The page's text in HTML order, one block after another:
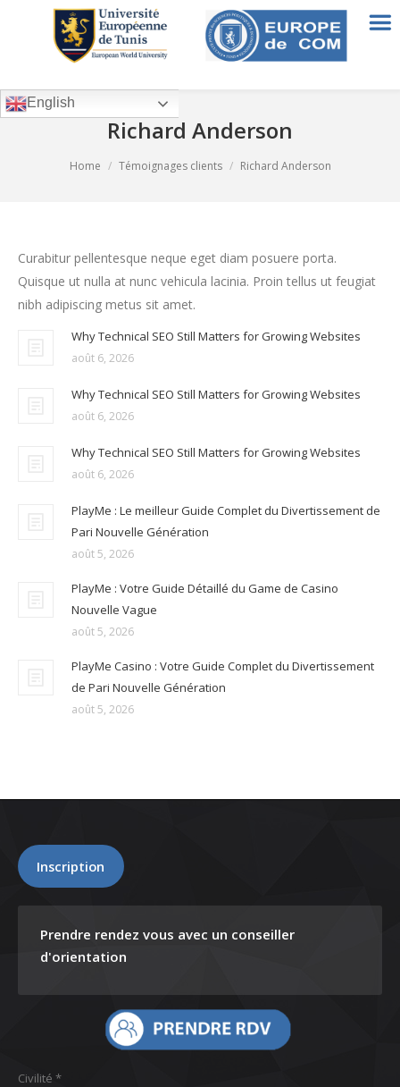
Richard Anderson
You are here:
Home Témoignages clients Richard Anderson
Curabitur pellentesque neque eget diam posuere porta.
Quisque ut nulla at nunc vehicula lacinia. Proin tellus ut feugiat
nibh adipiscing metus sit amet.
Why Technical SEO Still Matters for Growing Websites
août 6, 2026
Why Technical SEO Still Matters for Growing Websites
août 6, 2026
Why Technical SEO Still Matters for Growing Websites
août 6, 2026
PlayMe : Le meilleur Guide Complet du Divertissement de
Pari Nouvelle Génération
août 5, 2026
PlayMe : Votre Guide Détaillé du Game de Casino
Nouvelle Vague
août 5, 2026
PlayMe Casino : Votre Guide Complet du Divertissement
de Pari Nouvelle Génération
août 5, 2026
Inscription
Prendre rendez vous avec un conseiller
d'orientation
Civilité *
English